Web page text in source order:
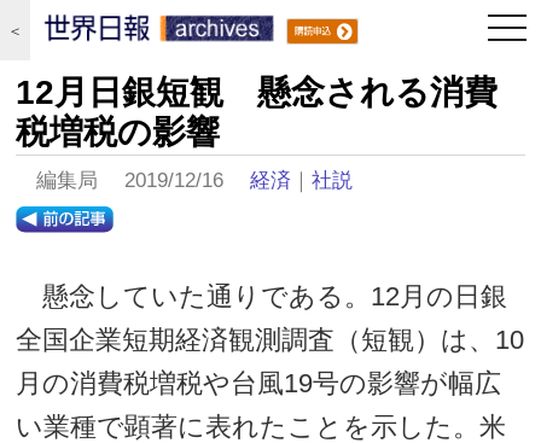
＜
12月日銀短観 懸念される消費
税増税の影響
編集局 2019/12/16経済 ｜社説
懸念していた通りである。12月の日銀
全国企業短期経済観測調査（短観）は、10
月の消費税増税や台風19号の影響が幅広
い業種で顕著に表れたことを示した。米